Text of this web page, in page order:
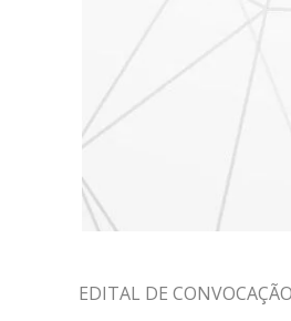
EDITAL DE